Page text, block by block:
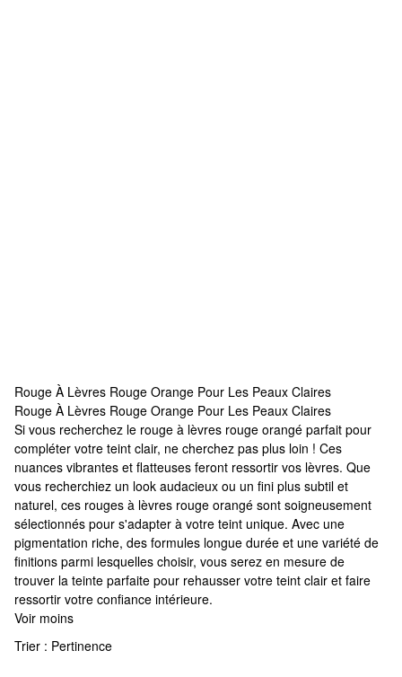
Rouge À Lèvres Rouge Orange Pour Les Peaux Claires
Rouge À Lèvres Rouge Orange Pour Les Peaux Claires
Rouge À Lèvres Rouge Orange Pour Les Peaux Claires
Si vous recherchez le rouge à lèvres rouge orangé parfait pour
compléter votre teint clair, ne cherchez pas plus loin ! Ces
nuances vibrantes et flatteuses feront ressortir vos lèvres. Que
vous recherchiez un look audacieux ou un fini plus subtil et
naturel, ces rouges à lèvres rouge orangé sont soigneusement
sélectionnés pour s'adapter à votre teint unique. Avec une
pigmentation riche, des formules longue durée et une variété de
finitions parmi lesquelles choisir, vous serez en mesure de
trouver la teinte parfaite pour rehausser votre teint clair et faire
ressortir votre confiance intérieure.
Voir moins
Trier : Pertinence